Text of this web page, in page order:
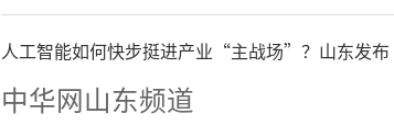
吹风会，解读《山东
改革方案》（以下简
人工智能如何快步挺进产业“主战场”？山东发
中华网山东频道